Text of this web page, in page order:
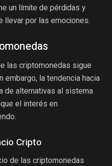
un límite de pérdidas y
llevar por las emociones.
las criptomonedas sigue
embargo, la tendencia hacia
de alternativas al sistema
el interés en
Cripto
de las criptomonedas